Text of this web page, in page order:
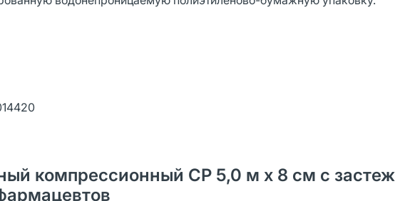
компрессионный СР 5,0 м х 8 см с